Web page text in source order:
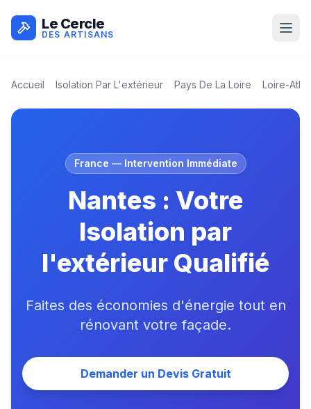
Le Cercle
DES ARTISANS
Accueil Isolation Par L'extérieur Pays De La Loire Loire-
France — Intervention Immédiate
Nantes : Votre
Isolation par
l'extérieur Qualifié
Faites des économies d'énergie tout en
rénovant votre façade.
Demander un Devis Gratuit